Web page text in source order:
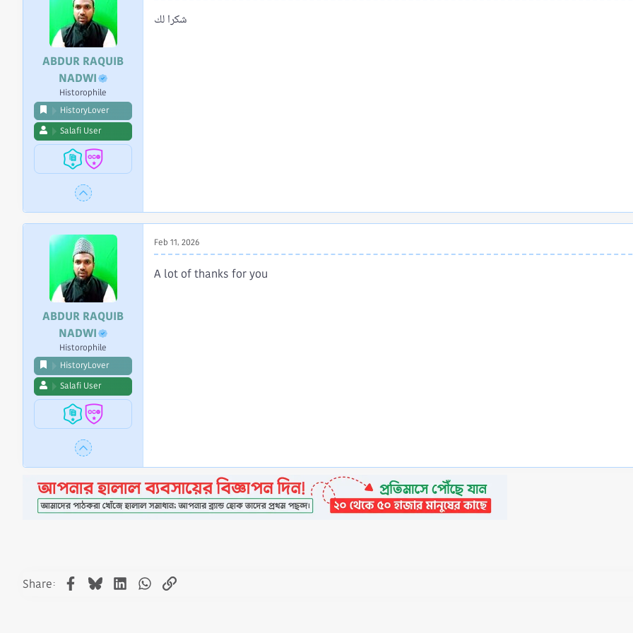
ABDUR RAQUIB
NADWI
Historophile
HistoryLover
Salafi User
شكرا لك
ABDUR RAQUIB
NADWI
Historophile
HistoryLover
Salafi User
Feb 11, 2026
A lot of thanks for you
Share: Facebook
BlueskyLinkedInWhatsApp
Link